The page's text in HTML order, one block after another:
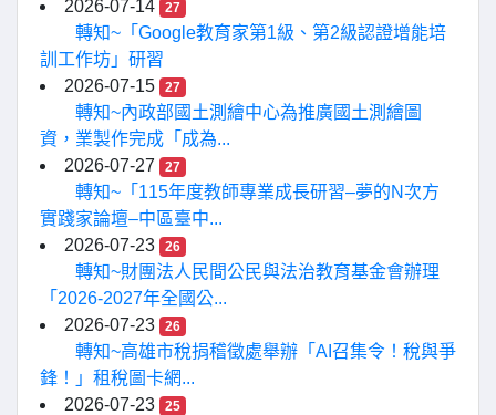
2026-07-14
27
轉知~「Google教育家第1級、第2級認證增能培
訓工作坊」研習
2026-07-15
27
轉知~內政部國土測繪中心為推廣國土測繪圖
資，業製作完成「成為...
2026-07-27
27
轉知~「115年度教師專業成長研習–夢的N次方
實踐家論壇–中區臺中...
2026-07-23
26
轉知~財團法人民間公民與法治教育基金會辦理
「2026-2027年全國公...
2026-07-23
26
轉知~高雄市稅捐稽徵處舉辦「AI召集令！稅與爭
鋒！」租稅圖卡網...
2026-07-23
25